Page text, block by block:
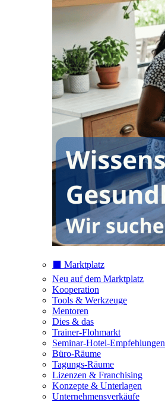
⬛️ Marktplatz
Neu auf dem Marktplatz
Kooperation
Tools & Werkzeuge
Mentoren
Dies & das
Trainer-Flohmarkt
Seminar-Hotel-Empfehlungen
Büro-Räume
Tagungs-Räume
Lizenzen & Franchising
Konzepte & Unterlagen
Unternehmensverkäufe